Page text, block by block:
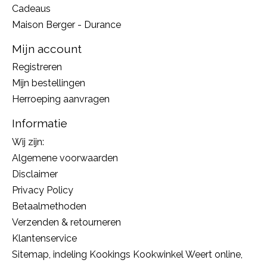
Cadeaus
Maison Berger - Durance
Mijn account
Registreren
Mijn bestellingen
Herroeping aanvragen
Informatie
Wij zijn:
Algemene voorwaarden
Disclaimer
Privacy Policy
Betaalmethoden
Verzenden & retourneren
Klantenservice
Sitemap, indeling Kookings Kookwinkel Weert online,